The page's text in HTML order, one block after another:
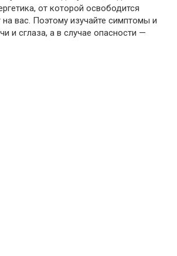
от которой освободится
на вас. Поэтому изучайте симптомы и
и сглаза, а в случае опасности —